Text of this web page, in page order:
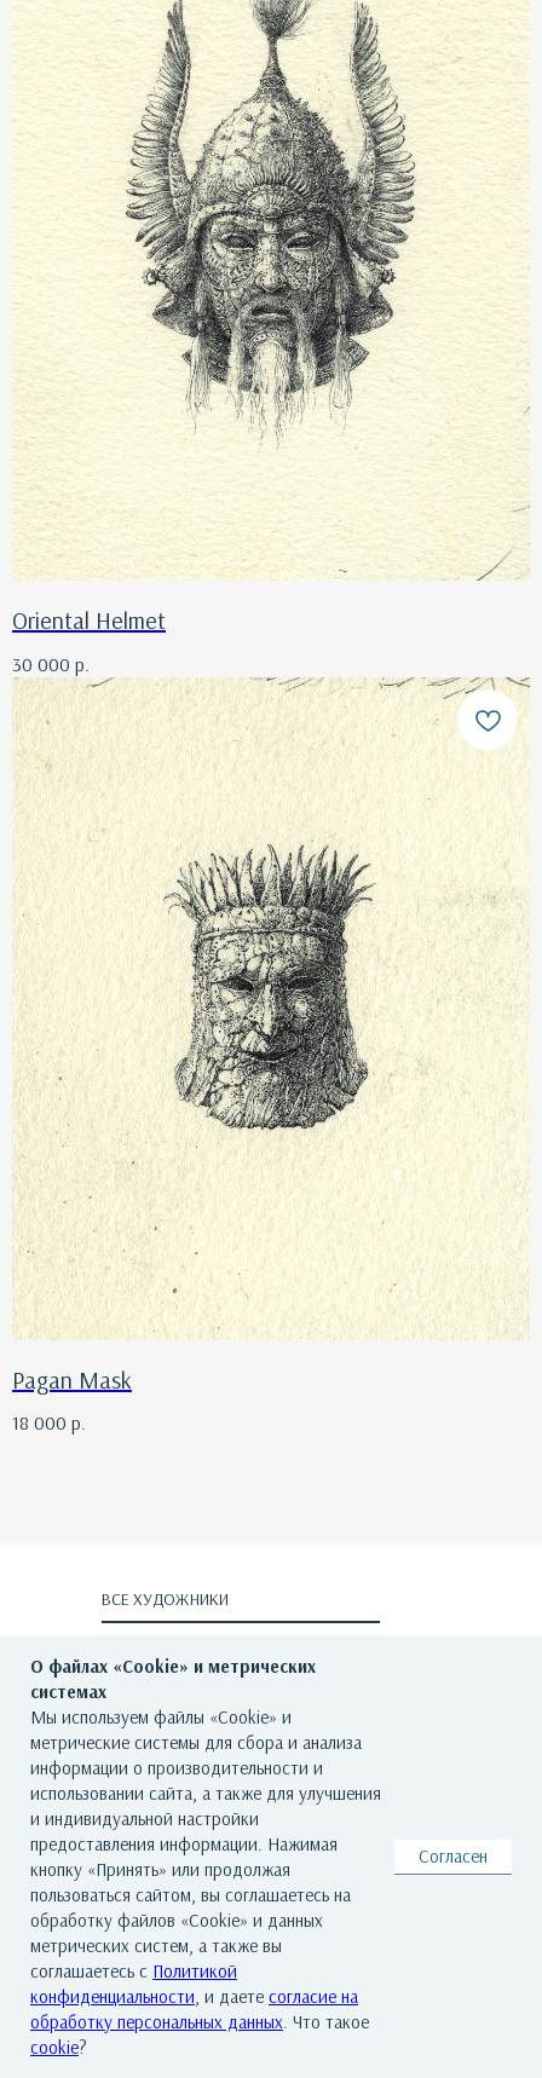
Oriental Helmet
30 000 р.
Pagan Mask
18 000 р.
ВСЕ ХУДОЖНИКИ
ГЛАВНАЯ О ГАЛЕРЕЕ
КАТАЛОГ РАБОТ
© Все права защищены. Арт Баро - галерея современного искусства
По всем вопросам обращайтесь на почту: info@artbaro.ru
Политика конфиденциальности
данных|Условия использования сайта|Реквизиты
О файлах «Cookie» и метрических
системах
Мы используем файлы «Cookie» и
метрические системы для сбора и анализа
информации о производительности и
использовании сайта, а также для улучшения
и индивидуальной настройки
предоставления информации. Нажимая
кнопку «Принять» или продолжая
пользоваться сайтом, вы соглашаетесь на
обработку файлов «Cookie» и данных
метрических систем, а также вы
соглашаетесь с Политикой
конфиденциальности, и даете согласие на
обработку персональных данных. Что такое
cookie?
Согласен